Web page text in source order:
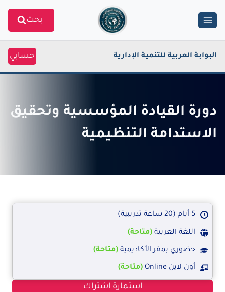
بحث
البوابة العربية للتنمية الإدارية حسابي
دورة القيادة المؤسسية وتحقيق
الاستدامة التنظيمية
5 أيام (20 ساعة تدريبية)
اللغة العربية (متاحة)
حضوري بمقر الأكاديمية (متاحة)
أون لاين Online (متاحة)
استمارة اشتراك